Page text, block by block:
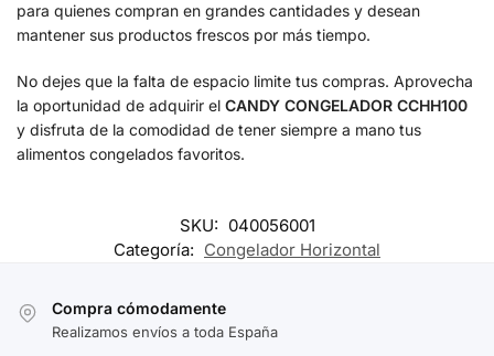
para quienes compran en grandes cantidades y desean
mantener sus productos frescos por más tiempo.
No dejes que la falta de espacio limite tus compras. Aprovecha
la oportunidad de adquirir el CANDY CONGELADOR CCHH100
y disfruta de la comodidad de tener siempre a mano tus
alimentos congelados favoritos.
SKU: 040056001
Categoría: Congelador Horizontal
Compra cómodamente
Realizamos envíos a toda España